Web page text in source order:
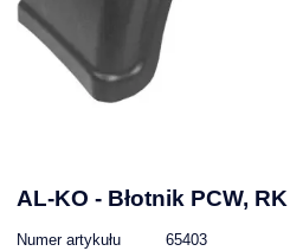
AL-KO - Błotnik PCW,
Numer artykułu
65403